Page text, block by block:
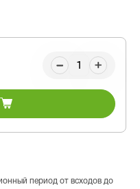
период от всходов до